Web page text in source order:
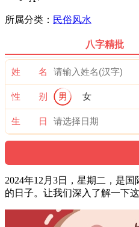
所属分类： 民俗风水
八字精批
姓 名
性 别 男 女
生 日
2024年12月3日，星期二，是
的日子。让我们深入了解一下